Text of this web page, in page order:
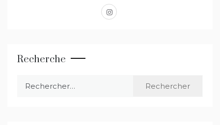
instagram
Recherche